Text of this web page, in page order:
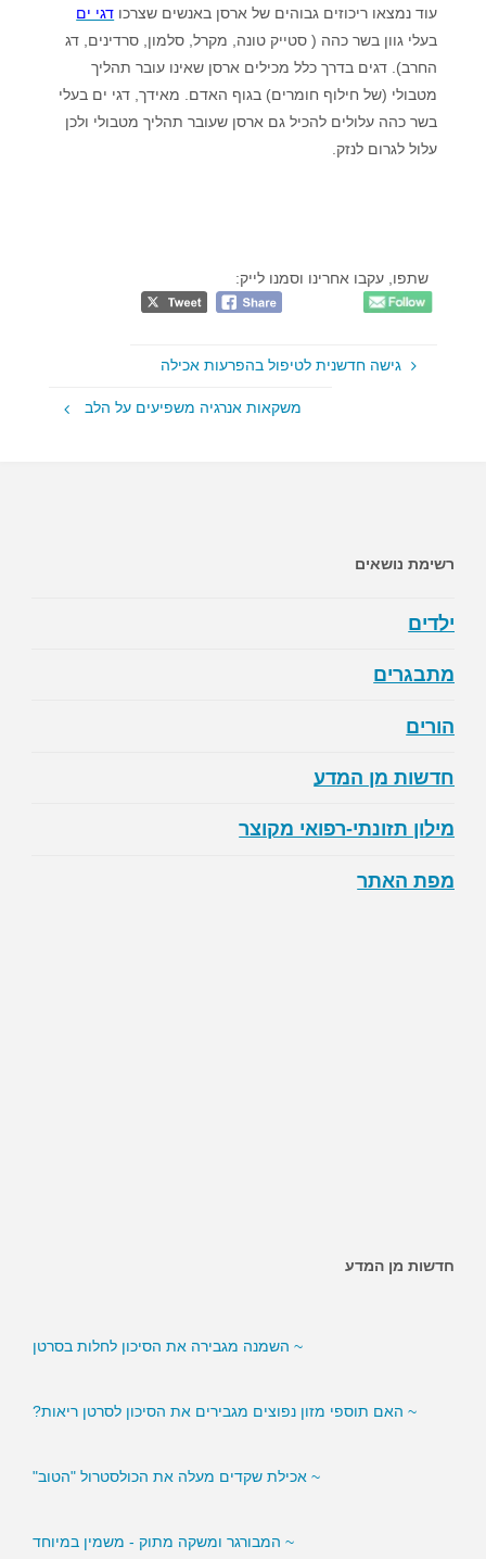
עוד נמצאו ריכוזים גבוהים של ארסן באנשים שצרכו דגי ים
בעלי גוון בשר כהה ( סטייק טונה, מקרל, סלמון, סרדינים, דג
החרב). דגים בדרך כלל מכילים ארסן שאינו עובר תהליך
מטבולי (של חילוף חומרים) בגוף האדם. מאידך, דגי ים בעלי
בשר כהה עלולים להכיל גם ארסן שעובר תהליך מטבולי ולכן
עלול לגרום לנזק.
שתפו, עקבו אחרינו וסמנו לייק:
גישה חדשנית לטיפול בהפרעות אכילה
משקאות אנרגיה משפיעים על הלב
רשימת נושאים
ילדים
מתבגרים
הורים
חדשות מן המדע
מילון תזונתי-רפואי מקוצר
מפת האתר
חדשות מן המדע
~ האם ממתיקים מלאכותיים מגבירים את הסיכון לסוכרת?
~ השמנה מגבירה את הסיכון לחלות בסרטן
~ האם תוספי מזון נפוצים מגבירים את הסיכון לסרטן ריאות?
~ אכילת שקדים מעלה את הכולסטרול "הטוב"